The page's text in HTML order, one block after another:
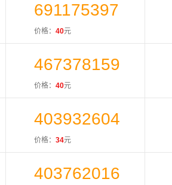
691175397
价格： 40元
467378159
价格： 40元
403932604
价格： 34元
403762016